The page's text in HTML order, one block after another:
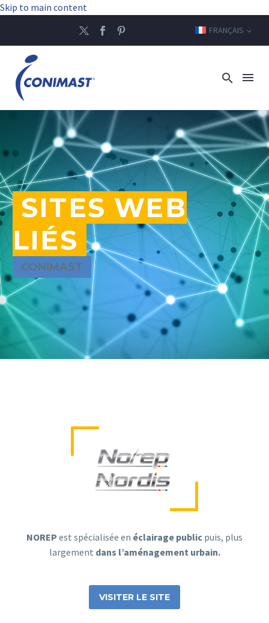
Skip to main content
FRANÇAIS
SITES WEB
LIÉS
CONIMAST
NOREP est spécialisée en éclairage public puis, plus
largement dans l’aménagement urbain.
VISITER LE SITE